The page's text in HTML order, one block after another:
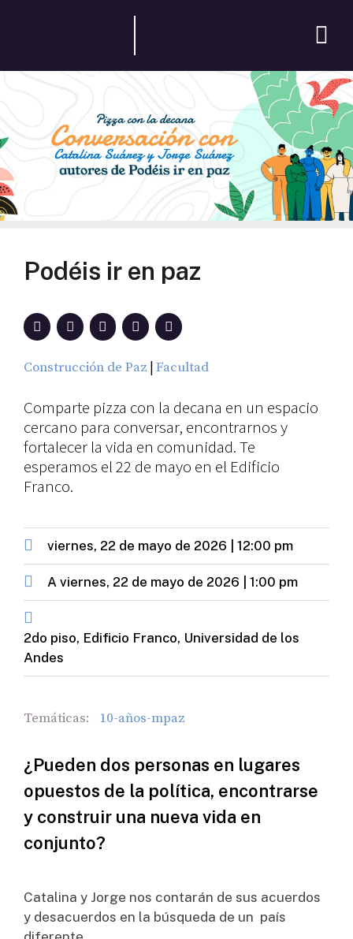
Podéis ir en paz
Construcción de Paz |Facultad
Comparte pizza con la decana en un espacio
cercano para conversar, encontrarnos y
fortalecer la vida en comunidad. Te
esperamos el 22 de mayo en el Edificio
Franco.
viernes, 22 de mayo de 2026 | 12:00 pm
A viernes, 22 de mayo de 2026 | 1:00 pm
2do piso, Edificio Franco, Universidad de los
Andes
Temáticas: 10-años-mpaz
¿Pueden dos personas en lugares
opuestos de la política, encontrarse
y construir una nueva vida en
conjunto?
Catalina y Jorge nos contarán de sus acuerdos
y desacuerdos en la búsqueda de un país